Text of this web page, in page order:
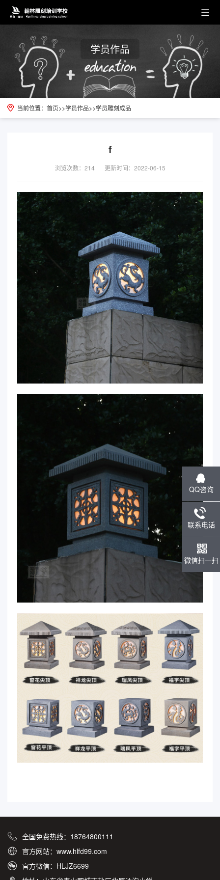
学员作品
当前位置： 首页>>学员作品>>学员雕刻成品
f
浏览次数：214 更新时间：2022-06-15
全国免费热线：18764800111
官方网站：www.hlfd99.com
官方微信：HLJZ6699
QQ咨询
联系电话
微信扫一扫